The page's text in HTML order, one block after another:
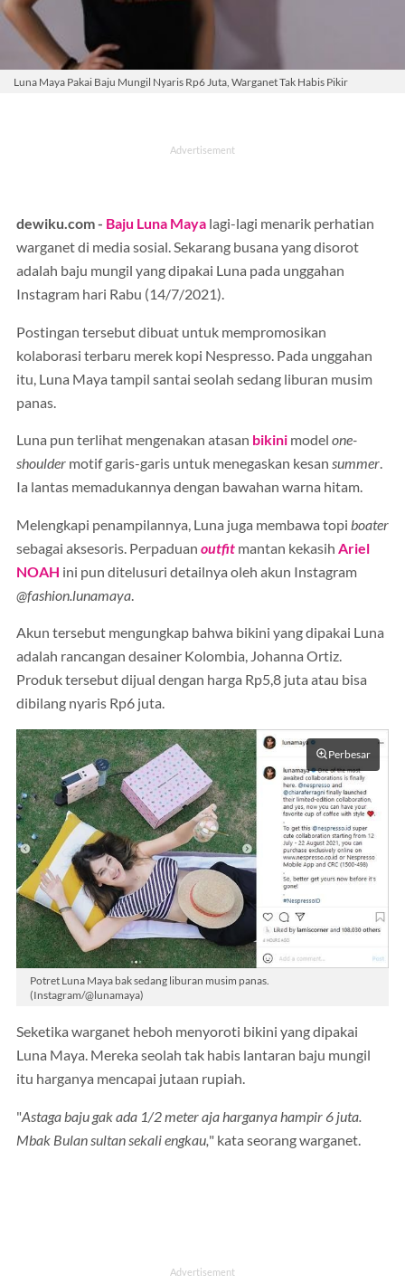
Luna Maya Pakai Baju Mungil Nyaris Rp6 Juta, Warganet Tak Habis Pikir
dewiku.com - Baju Luna Maya lagi-lagi menarik perhatian
warganet di media sosial. Sekarang busana yang disorot
adalah baju mungil yang dipakai Luna pada unggahan
Instagram hari Rabu (14/7/2021).
Postingan tersebut dibuat untuk mempromosikan
kolaborasi terbaru merek kopi Nespresso. Pada unggahan
itu, Luna Maya tampil santai seolah sedang liburan musim
panas.
Luna pun terlihat mengenakan atasan bikini model one-
shoulder motif garis-garis untuk menegaskan kesan summer.
Ia lantas memadukannya dengan bawahan warna hitam.
Melengkapi penampilannya, Luna juga membawa topi boater
sebagai aksesoris. Perpaduan outfit mantan kekasih Ariel
NOAH ini pun ditelusuri detailnya oleh akun Instagram
@fashion.lunamaya.
Akun tersebut mengungkap bahwa bikini yang dipakai Luna
adalah rancangan desainer Kolombia, Johanna Ortiz.
Produk tersebut dijual dengan harga Rp5,8 juta atau bisa
dibilang nyaris Rp6 juta.
Perbesar
Potret Luna Maya bak sedang liburan musim panas.
(Instagram/@lunamaya)
Seketika warganet heboh menyoroti bikini yang dipakai
Luna Maya. Mereka seolah tak habis lantaran baju mungil
itu harganya mencapai jutaan rupiah.
"Astaga baju gak ada 1/2 meter aja harganya hampir 6 juta.
Mbak Bulan sultan sekali engkau," kata seorang warganet.